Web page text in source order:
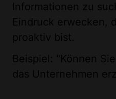
Informationen zu
Eindruck erwecken,
proaktiv bist.
Beispiel: "Können
das Unternehmen